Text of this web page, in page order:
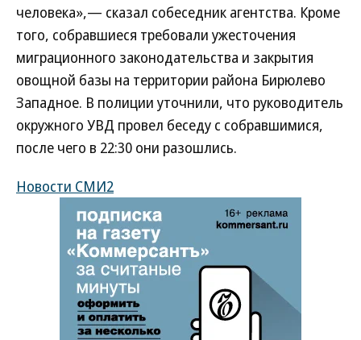
человека»,— сказал собеседник агентства. Кроме
того, собравшиеся требовали ужесточения
миграционного законодательства и закрытия
овощной базы на территории района Бирюлево
Западное. В полиции уточнили, что руководитель
окружного УВД провел беседу с собравшимися,
после чего в 22:30 они разошлись.
Новости СМИ2